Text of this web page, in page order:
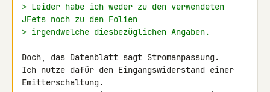
> Leider habe ich weder zu den verwendeten
JFets noch zu den Folien
> irgendwelche diesbezüglichen Angaben.
Doch, das Datenblatt sagt Stromanpassung.
Ich nutze dafür den Eingangswiderstand einer
Emitterschaltung.